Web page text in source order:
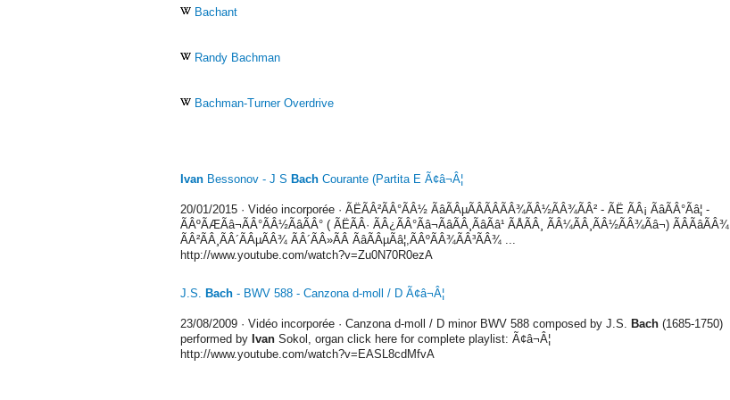
Bachant
Randy Bachman
Bachman-Turner Overdrive
Ivan Bessonov - J S Bach Courante (Partita E Ã¢â¬Â¦
20/01/2015 · Vidéo incorporée · ÃËÃÂ²ÃÂ°ÃÂ½ ÃâÃÂµÃÂÃÂÃÂ¾ÃÂ½ÃÂ¾ÃÂ² - ÃË ÃÂ¡ ÃâÃÂ°Ãâ¦ -
ÃÂºÃÆÃâ¬ÃÂ°ÃÂ½ÃâÃÂ° ( ÃËÃÂ· ÃÂ¿ÃÂ°Ãâ¬ÃâÃÂ¸ÃâÃâ¹ ÃÅÃÂ¸ ÃÂ¼ÃÂ¸ÃÂ½ÃÂ¾Ãâ¬) ÃÂ­ÃâÃÂ¾
ÃÂ²ÃÂ¸ÃÂ´ÃÂµÃÂ¾ ÃÂ´ÃÂ»ÃÂ ÃâÃÂµÃâ¦,ÃÂºÃÂ¾ÃÂ³ÃÂ¾ ...
http://www.youtube.com/watch?v=Zu0N70R0ezA
J.S. Bach - BWV 588 - Canzona d-moll / D Ã¢â¬Â¦
23/08/2009 · Vidéo incorporée · Canzona d-moll / D minor BWV 588 composed by J.S. Bach (1685-1750)
performed by Ivan Sokol, organ click here for complete playlist: Ã¢â¬Â¦
http://www.youtube.com/watch?v=EASL8cdMfvA